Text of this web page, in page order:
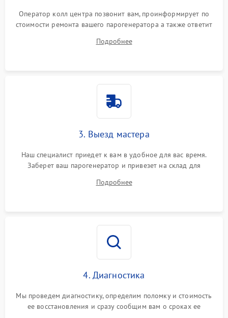
Оператор колл центра позвонит вам, проинформирует по
стоимости ремонта вашего парогенератора а также ответит
Подробнее
3. Выезд мастера
Наш специалист приедет к вам в удобное для вас время.
Заберет ваш парогенератор и привезет на склад для
Подробнее
4. Диагностика
Мы проведем диагностику, определим поломку и стоимость
ее восстановления и сразу сообщим вам о сроках ее